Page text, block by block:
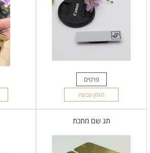
פרטים
הזמן עכשיו
תג שם מתכת